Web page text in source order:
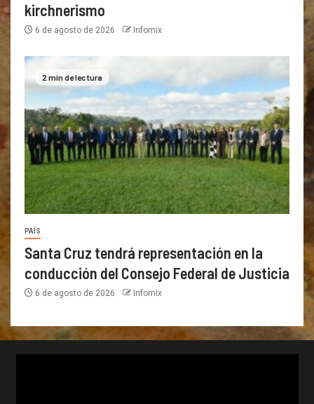
kirchnerismo
6 de agosto de 2026 Infomix
2 min de lectura
PAÍS
Santa Cruz tendrá representación en la
conducción del Consejo Federal de Justicia
6 de agosto de 2026 Infomix